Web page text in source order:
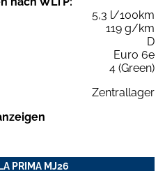
5,3 l/100km
119 g/km
D
Euro 6e
4 (Green)
Zentrallager
PRIMA MJ26